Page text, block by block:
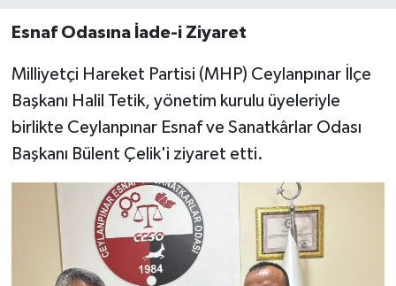
Esnaf Odasına İade-i Ziyaret
Milliyetçi Hareket Partisi (MHP) Ceylanpınar İlçe
Başkanı Halil Tetik, yönetim kurulu üyeleriyle
birlikte Ceylanpınar Esnaf ve Sanatkârlar Odası
Başkanı Bülent Çelik'i ziyaret etti.